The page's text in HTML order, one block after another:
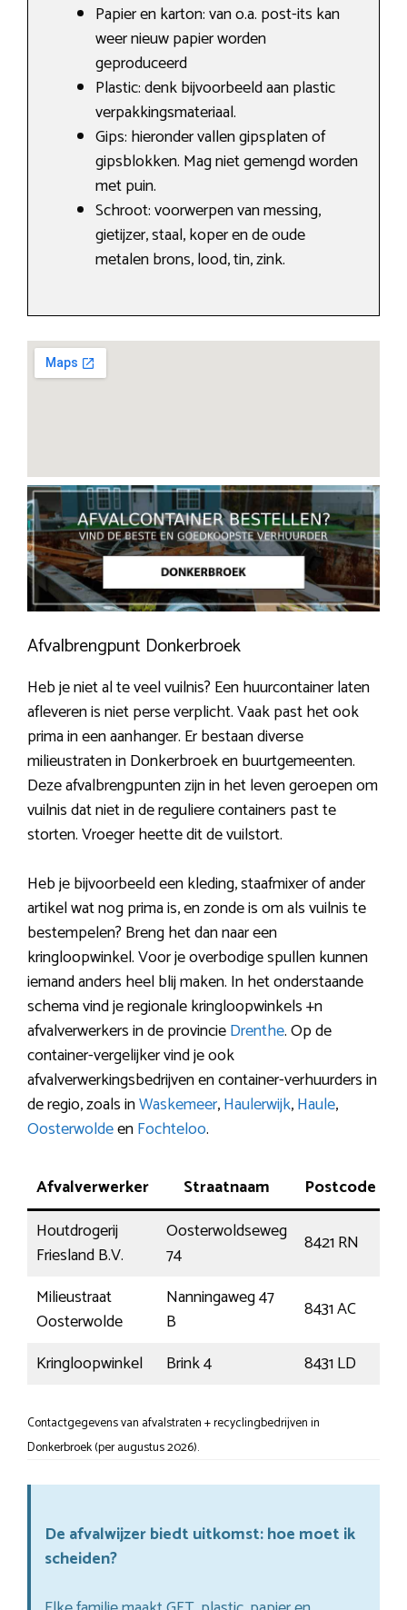
Papier en karton: van o.a. post-its kan
weer nieuw papier worden
geproduceerd
Plastic: denk bijvoorbeeld aan plastic
verpakkingsmateriaal.
Gips: hieronder vallen gipsplaten of
gipsblokken. Mag niet gemengd worden
met puin.
Schroot: voorwerpen van messing,
gietijzer, staal, koper en de oude
metalen brons, lood, tin, zink.
Afvalbrengpunt Donkerbroek
Heb je niet al te veel vuilnis? Een huurcontainer laten
afleveren is niet perse verplicht. Vaak past het ook
prima in een aanhanger. Er bestaan diverse
milieustraten in Donkerbroek en buurtgemeenten.
Deze afvalbrengpunten zijn in het leven geroepen om
vuilnis dat niet in de reguliere containers past te
storten. Vroeger heette dit de vuilstort.
Heb je bijvoorbeeld een kleding, staafmixer of ander
artikel wat nog prima is, en zonde is om als vuilnis te
bestempelen? Breng het dan naar een
kringloopwinkel. Voor je overbodige spullen kunnen
iemand anders heel blij maken. In het onderstaande
schema vind je regionale kringloopwinkels +n
afvalverwerkers in de provincieDrenthe. Op de
container-vergelijker vind je ook
afvalverwerkingsbedrijven en container-verhuurders in
de regio, zoals inWaskemeer,Haulerwijk,Haule,
OosterwoldeenFochteloo.
Afvalverwerker Straatnaam
Postcode
Houtdrogerij
Friesland B.V.
Oosterwoldseweg
74
8421 RN
Milieustraat
Oosterwolde
Nanningaweg 47
B
8431 AC
Kringloopwinkel
Brink 4 8431 LD
Contactgegevens van afvalstraten + recyclingbedrijven in
Donkerbroek (per augustus 2026).
De afvalwijzer biedt uitkomst: hoe moet ik
scheiden?